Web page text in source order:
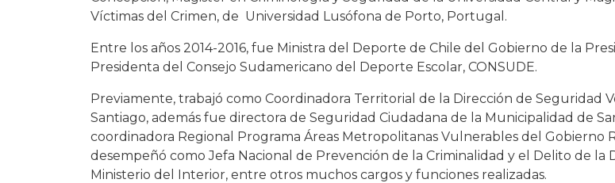
Víctimas del Crimen, de Universidad Lusófona de Porto, Portugal.
Entre los años 2014-2016, fue Ministra del Deporte de Chile del Gobierno de la
Presidenta del Consejo Sudamericano del Deporte Escolar, CONSUDE.
Previamente, trabajó como Coordinadora Territorial de la Dirección de Seguridad
Santiago, además fue directora de Seguridad Ciudadana de la Municipalidad de
coordinadora Regional Programa Áreas Metropolitanas Vulnerables del Gobierno
desempeñó como Jefa Nacional de Prevención de la Criminalidad y el Delito de la
Ministerio del Interior, entre otros muchos cargos y funciones realizadas.